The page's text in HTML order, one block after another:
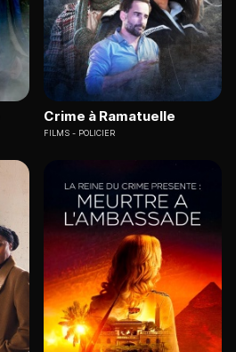
Crime à Ramatuelle
FILMS POLICIER